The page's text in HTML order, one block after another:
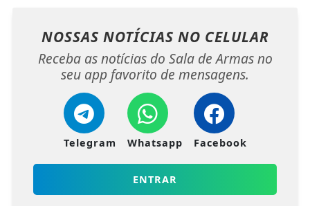
NOSSAS NOTÍCIAS NO CELULAR
Receba as notícias do Sala de Armas no
seu app favorito de mensagens.
Telegram Whatsapp Facebook
ENTRAR